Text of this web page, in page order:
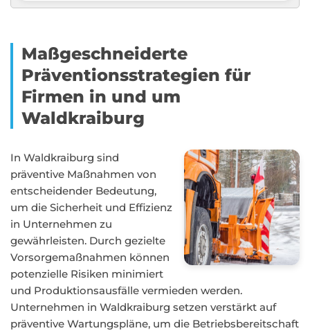
Maßgeschneiderte
Präventionsstrategien für
Firmen in und um
Waldkraiburg
In Waldkraiburg sind
präventive Maßnahmen von
entscheidender Bedeutung,
um die Sicherheit und Effizienz
in Unternehmen zu
gewährleisten. Durch gezielte
Vorsorgemaßnahmen können
potenzielle Risiken minimiert
und Produktionsausfälle vermieden werden.
Unternehmen in Waldkraiburg setzen verstärkt auf
präventive Wartungspläne, um die Betriebsbereitschaft